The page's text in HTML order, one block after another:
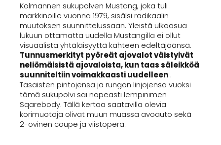
Kolmannen sukupolven Mustang, joka tuli
markkinoille vuonna 1979, sisälsi radikaalin
muutoksen suunnittelussaan. Yleistä ulkoasua
lukuun ottamatta uudella Mustangilla ei ollut
visuaalista yhtäläisyyttä kahteen edeltäjäänsä.
Tunnusmerkityt pyöreät ajovalot väistyivät
neliömäisistä ajovaloista, kun taas säleikköä
suunniteltiin voimakkaasti uudelleen .
Tasaisten pintojensa ja rungon linjojensa vuoksi
tämä sukupolvi sai nopeasti lempinimen
Sqarebody. Tällä kertaa saatavilla olevia
korimuotoja olivat muun muassa avoauto sekä
2-ovinen coupe ja viistoperä.